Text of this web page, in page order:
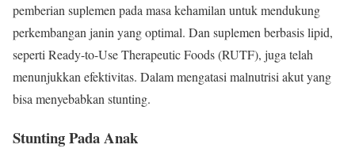
pemberian suplemen pada masa kehamilan untuk mendukung
perkembangan janin yang optimal. Dan suplemen berbasis lipid,
seperti Ready-to-Use Therapeutic Foods (RUTF), juga telah
menunjukkan efektivitas. Dalam mengatasi malnutrisi akut yang
bisa menyebabkan stunting.
Stunting Pada Anak